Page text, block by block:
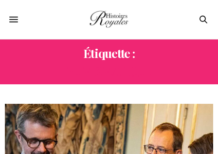
Étiquette :